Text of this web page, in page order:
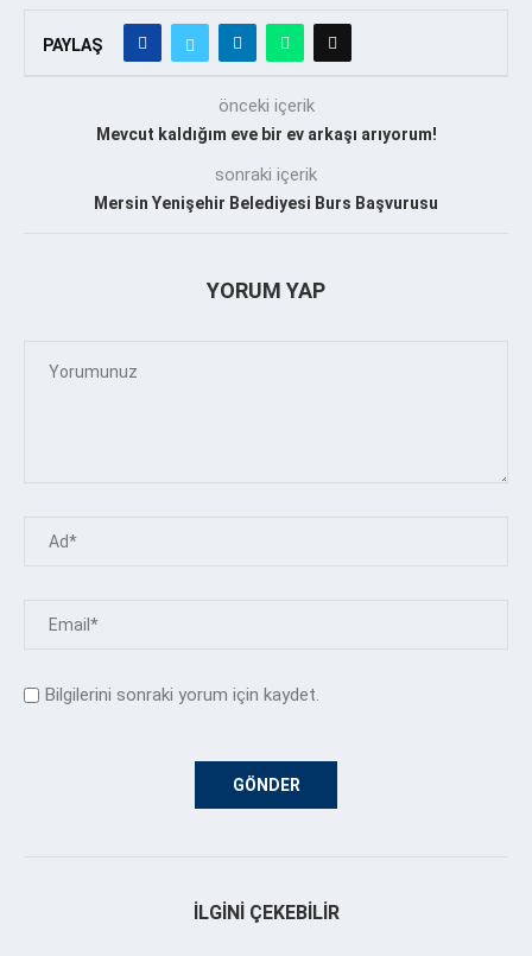
PAYLAŞ
önceki içerik
Mevcut kaldığım eve bir ev arkaşı arıyorum!
sonraki içerik
Mersin Yenişehir Belediyesi Burs Başvurusu
YORUM YAP
Bilgilerini sonraki yorum için kaydet.
İLGINI ÇEKEBILIR